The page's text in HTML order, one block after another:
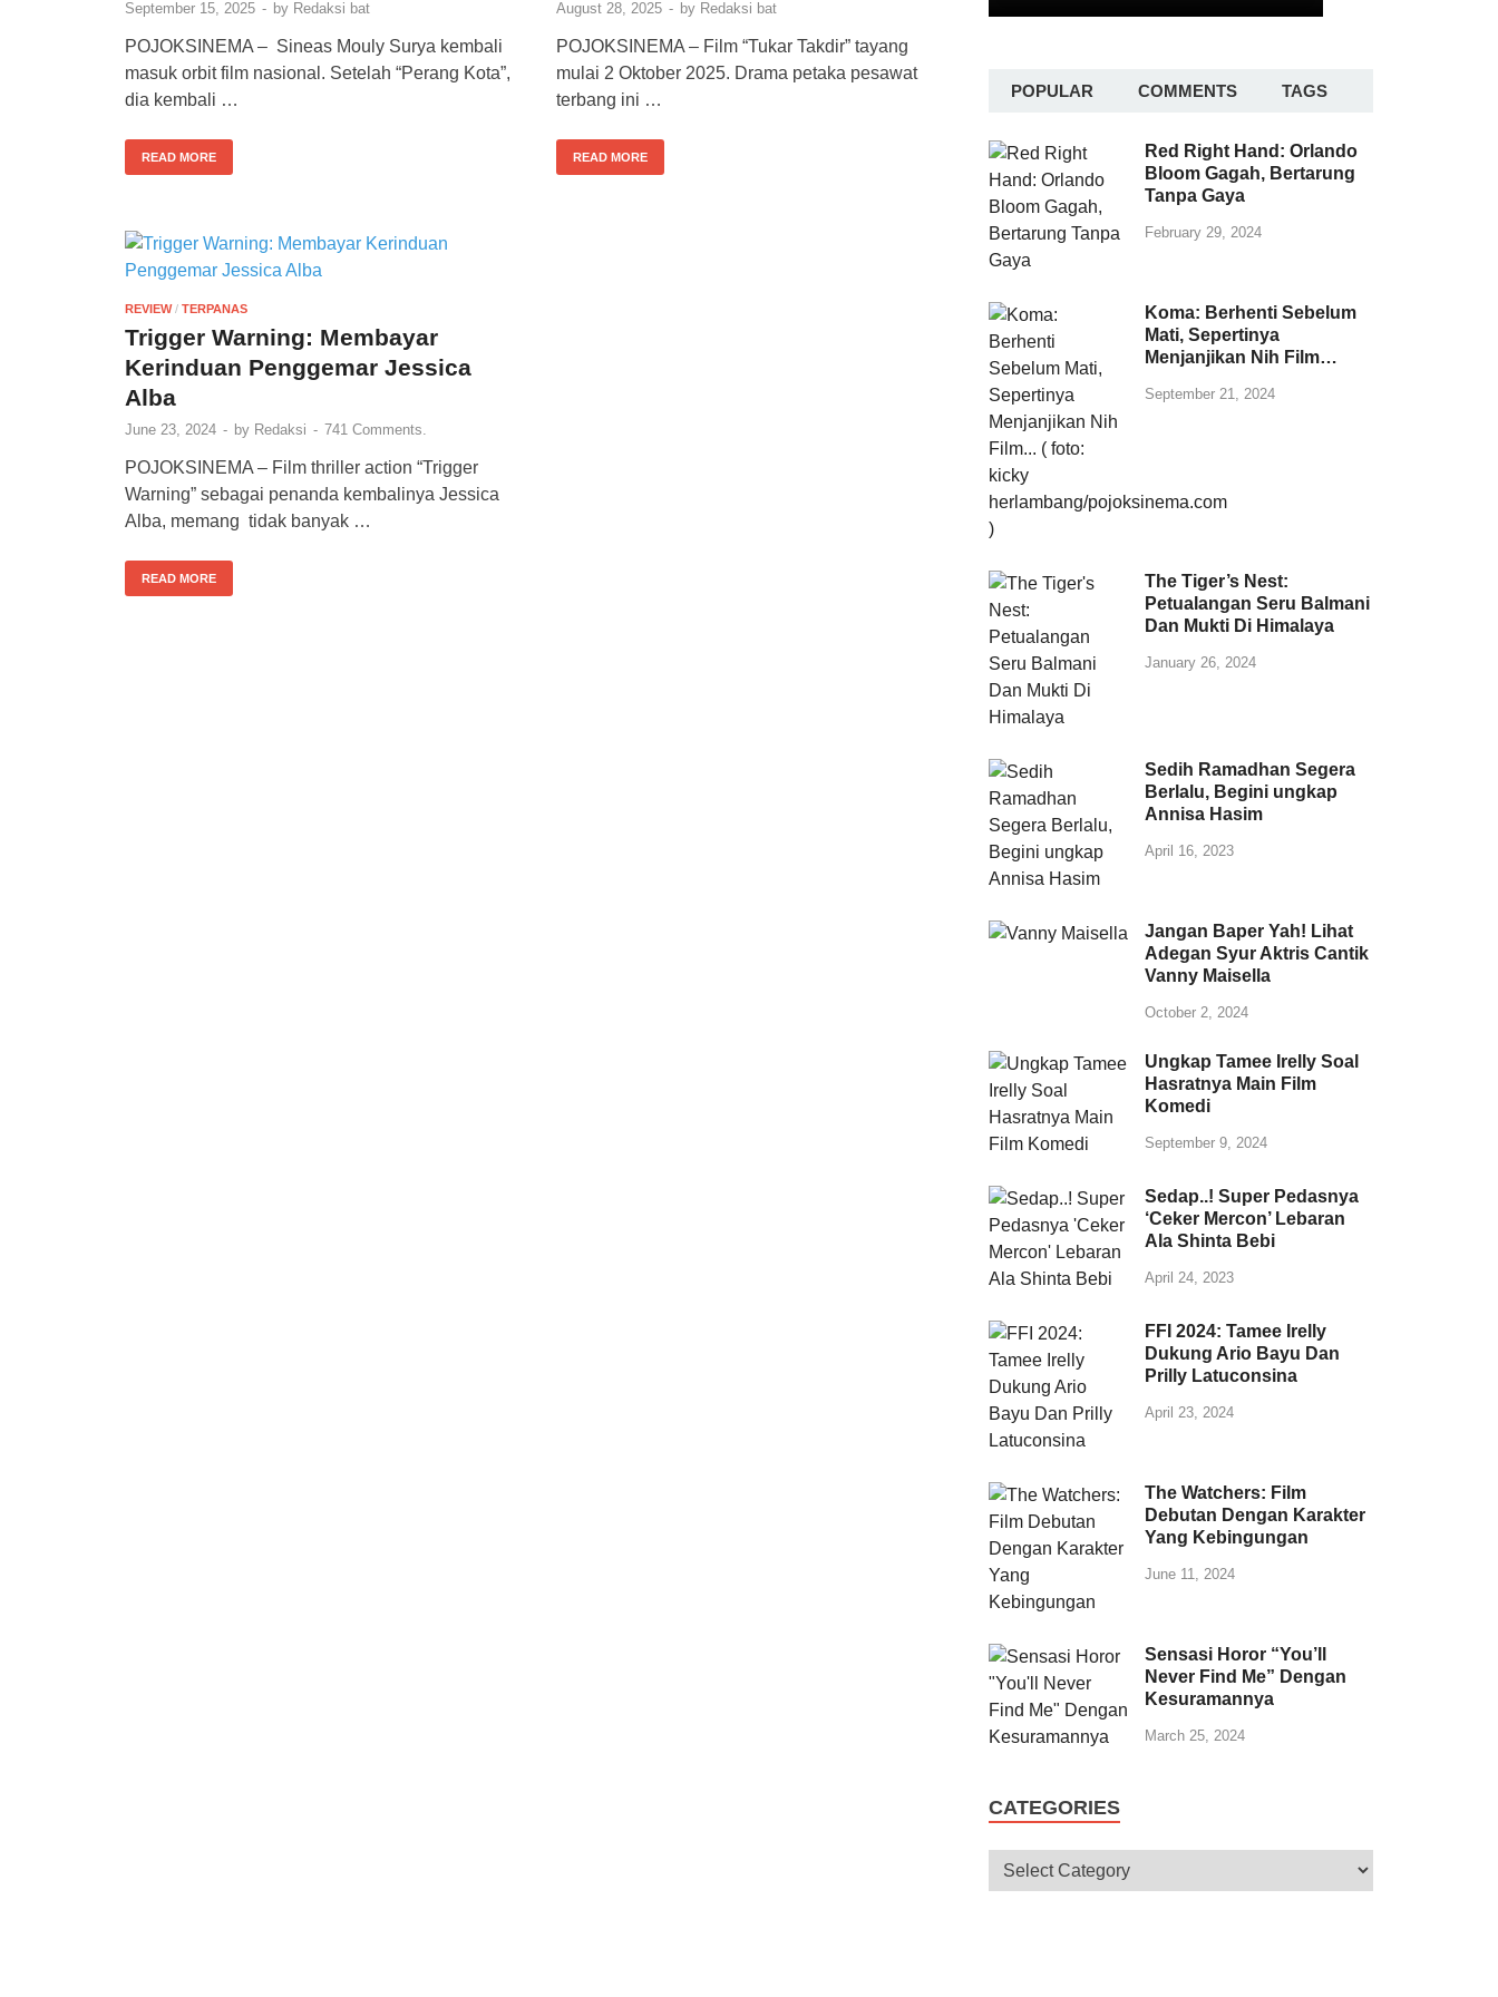
September 15, 2025 - by Redaksi bat
POJOKSINEMA – Sineas Mouly Surya kembali
masuk orbit film nasional. Setelah “Perang Kota”,
dia kembali …
READ MORE
August 28, 2025 - by Redaksi bat
POJOKSINEMA – Film “Tukar Takdir” tayang
mulai 2 Oktober 2025. Drama petaka pesawat
terbang ini …
READ MORE
REVIEW/ TERPANAS
Trigger Warning: Membayar
Kerinduan Penggemar Jessica
Alba
June 23, 2024 - by Redaksi - 741 Comments.
POJOKSINEMA – Film thriller action “Trigger
Warning” sebagai penanda kembalinya Jessica
Alba, memang tidak banyak …
READ MORE
POPULAR COMMENTS TAGS
Red Right Hand: Orlando
Bloom Gagah, Bertarung
Tanpa Gaya
February 29, 2024
Koma: Berhenti Sebelum
Mati, Sepertinya
Menjanjikan Nih Film…
September 21, 2024
The Tiger’s Nest:
Petualangan Seru Balmani
Dan Mukti Di Himalaya
January 26, 2024
Sedih Ramadhan Segera
Berlalu, Begini ungkap
Annisa Hasim
April 16, 2023
Jangan Baper Yah! Lihat
Adegan Syur Aktris Cantik
Vanny Maisella
October 2, 2024
Ungkap Tamee Irelly Soal
Hasratnya Main Film
Komedi
September 9, 2024
Sedap..! Super Pedasnya
‘Ceker Mercon’ Lebaran
Ala Shinta Bebi
April 24, 2023
FFI 2024: Tamee Irelly
Dukung Ario Bayu Dan
Prilly Latuconsina
April 23, 2024
The Watchers: Film
Debutan Dengan Karakter
Yang Kebingungan
June 11, 2024
Sensasi Horor “You’ll
Never Find Me” Dengan
Kesuramannya
March 25, 2024
CATEGORIES